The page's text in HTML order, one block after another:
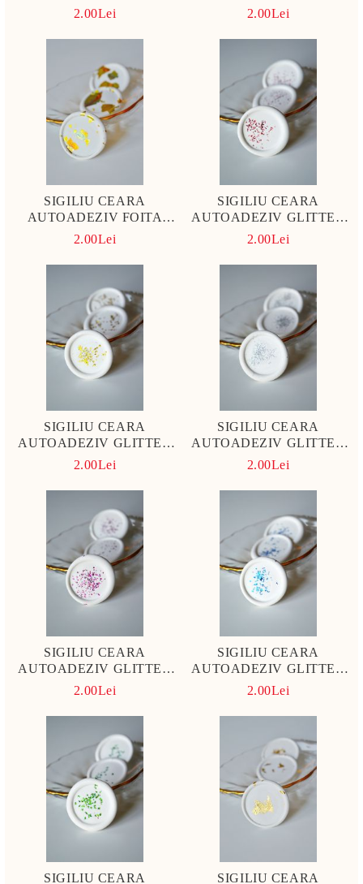
ANTICA
2.00Lei
VERDE
2.00Lei
SIGILIU CEARA
AUTOADEZIV FOITA
AURIE, CUPRU ROSE SI
2.00Lei
SIGILIU CEARA
AUTOADEZIV GLITTER
ROSU
2.00Lei
SIGILIU CEARA
AUTOADEZIV GLITTER
AURIU
2.00Lei
SIGILIU CEARA
AUTOADEZIV GLITTER
ARGINTIU
2.00Lei
SIGILIU CEARA
AUTOADEZIV GLITTER
MAGENTA
2.00Lei
SIGILIU CEARA
AUTOADEZIV GLITTER
ALBASTRU
2.00Lei
SIGILIU CEARA
SIGILIU CEARA